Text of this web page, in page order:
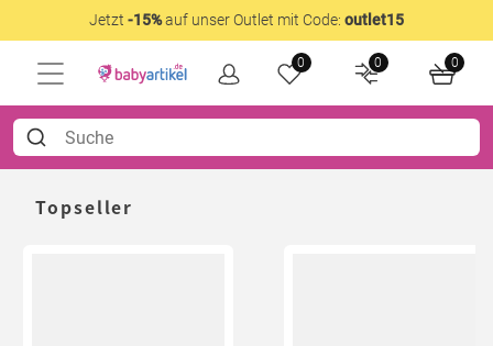
Jetzt -15%auf unser Outlet mit Code: outlet15
0 0 0
Topseller